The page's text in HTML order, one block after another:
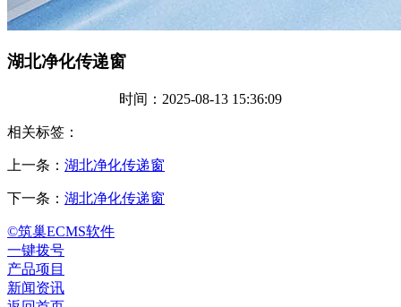
湖北净化传递窗
时间：2025-08-13 15:36:09
相关标签：
上一条： 湖北净化传递窗
下一条： 湖北净化传递窗
©筑巢ECMS软件
一键拨号
产品项目
新闻资讯